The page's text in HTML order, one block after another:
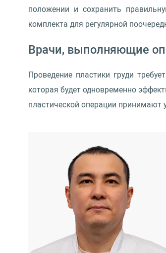
положении и сохранить
комплекта для регулярной
Врачи, выполняющие
Проведение пластики груди
которая будет одновременно
пластической операции принимают